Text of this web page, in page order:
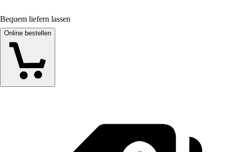
Bequem liefern lassen
Online bestellen